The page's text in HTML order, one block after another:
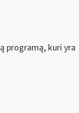
programą, kuri yra